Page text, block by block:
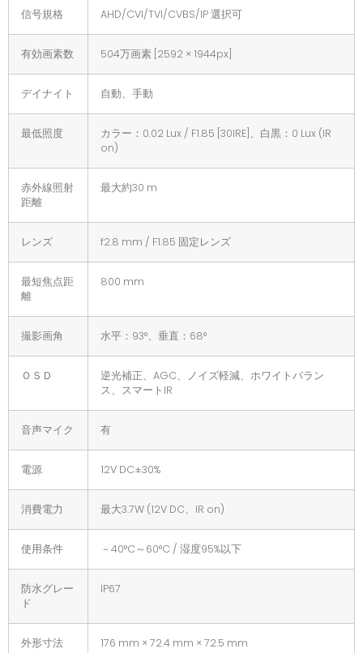
信号規格 AHD/CVI/TVI/CVBS/IP 選択可
有効画素数 504万画素 [2592 × 1944px]
デイナイト 自動、手動
最低照度
カラー：0.02 Lux / F1.85 [30IRE]、白黒：0 Lux (IR
on)
赤外線照射
距離
最大約30 m
レンズ f2.8 mm / F1.85 固定レンズ
最短焦点距
離
800 mm
撮影画角 水平：93°、垂直：68°
ＯＳＤ
逆光補正、AGC、ノイズ軽減、ホワイトバラン
ス、スマートIR
音声マイク 有
電源 12V DC±30%
消費電力 最大3.7W (12V DC、IR on)
使用条件 －40°C～60°C / 湿度95%以下
防水グレー
ド
IP67
外形寸法 176 mm × 72.4 mm × 72.5 mm